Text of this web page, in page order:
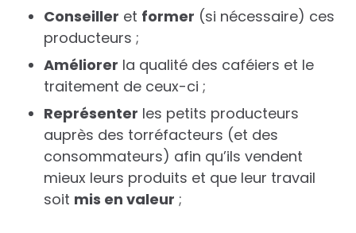
Conseiller et former (si nécessaire) ces
producteurs ;
Améliorer la qualité des caféiers et le
traitement de ceux-ci ;
Représenter les petits producteurs
auprès des torréfacteurs (et des
consommateurs) afin qu’ils vendent
mieux leurs produits et que leur travail
soit mis en valeur ;